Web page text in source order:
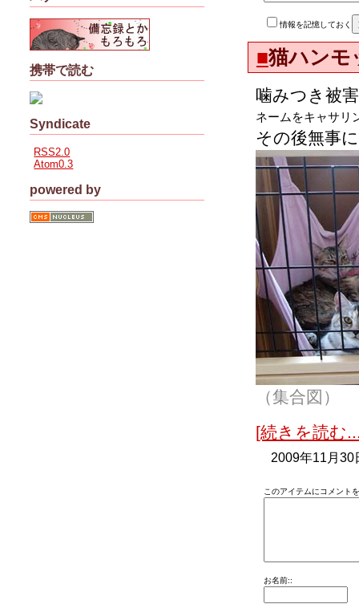
情報を記憶しておく
■猫ハンモ
噛みつき被
ネームをキャサリ
その後無事
（集合図）
[続きを読む
2009年11月
このアイテムにコメント
お名前::
携帯で読む
Syndicate
RSS2.0
Atom0.3
powered by